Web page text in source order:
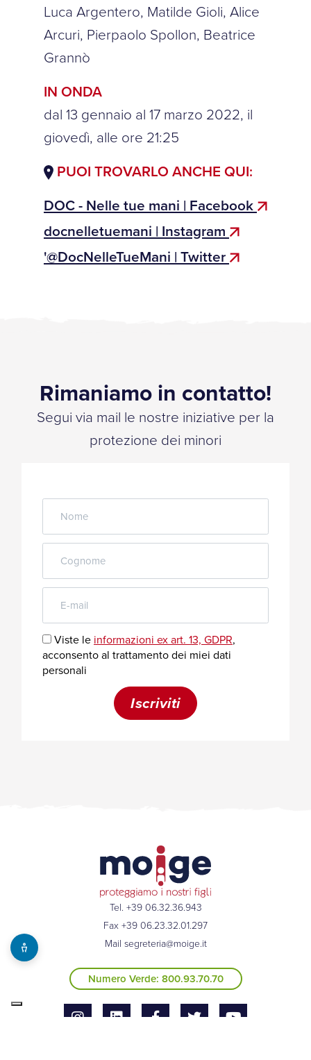
Luca Argentero, Matilde Gioli, Alice
Arcuri, Pierpaolo Spollon, Beatrice
Grannò
IN ONDA
dal 13 gennaio al 17 marzo 2022, il
giovedì, alle ore 21:25
PUOI TROVARLO ANCHE QUI:
DOC - Nelle tue mani | Facebook
docnelletuemani | Instagram
'@DocNelleTueMani | Twitter
Rimaniamo in contatto!
Segui via mail le nostre iniziative per la
protezione dei minori
Tel. +39 06.32.36.943
Fax +39 06.23.32.01.297
Mail segreteria@moige.it
Numero Verde: 800.93.70.70